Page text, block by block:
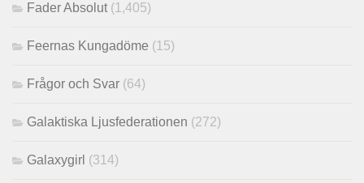
Fader Absolut (1,405)
Feernas Kungadöme (15)
Frågor och Svar (64)
Galaktiska Ljusfederationen (272)
Galaxygirl (314)